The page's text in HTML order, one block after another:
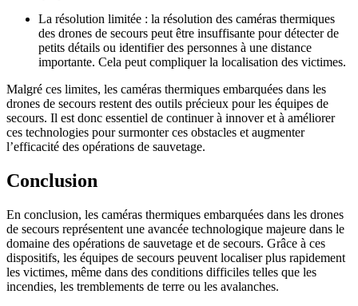
La résolution limitée : la résolution des caméras thermiques
des drones de secours peut être insuffisante pour détecter de
petits détails ou identifier des personnes à une distance
importante. Cela peut compliquer la localisation des victimes.
Malgré ces limites, les caméras thermiques embarquées dans les
drones de secours restent des outils précieux pour les équipes de
secours. Il est donc essentiel de continuer à innover et à améliorer
ces technologies pour surmonter ces obstacles et augmenter
l’efficacité des opérations de sauvetage.
Conclusion
En conclusion, les caméras thermiques embarquées dans les drones
de secours représentent une avancée technologique majeure dans le
domaine des opérations de sauvetage et de secours. Grâce à ces
dispositifs, les équipes de secours peuvent localiser plus rapidement
les victimes, même dans des conditions difficiles telles que les
incendies, les tremblements de terre ou les avalanches.